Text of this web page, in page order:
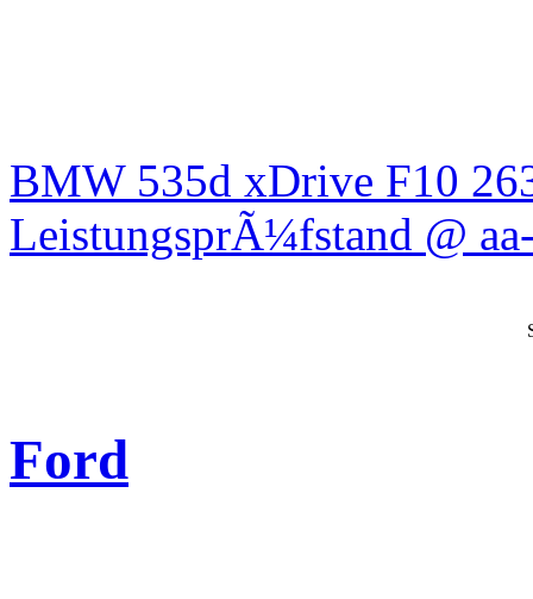
BMW 535d xDrive F10
LeistungsprÃ¼fstand @
Ford